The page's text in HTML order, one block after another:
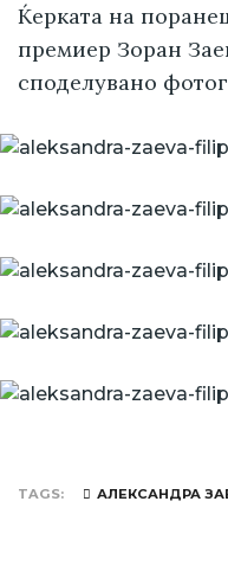
Ќерката на
премиер Зоран
споделувано
TAGS АЛЕКСАНДРА